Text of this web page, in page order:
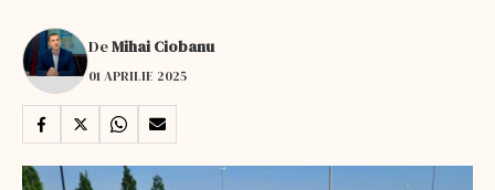
DeMihai Ciobanu
01 APRILIE 2025